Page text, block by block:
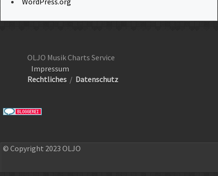
OLJO Musik Charts Service
Impressum
Rechtliches / Datenschutz
© Copyright 2023 OLJO